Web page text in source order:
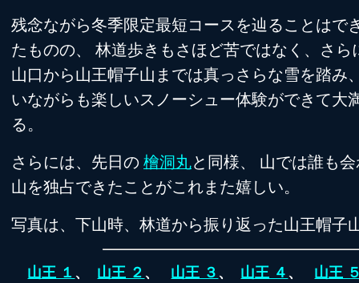
残念ながら冬季限定最短コースを辿ることはで
たものの、 林道歩きもさほど苦ではなく、さら
山口から山王帽子山までは真っさらな雪を踏み
いながらも楽しいスノーシュー体験ができて大
る。
さらには、先日の 檜洞丸と同様、 山では誰も
山を独占できたことがこれまた嬉しい。
写真は、下山時、林道から振り返った山王帽子
山王 １ 、 山王 ２ 、 山王 ３ 、 山王 ４ 、 山王